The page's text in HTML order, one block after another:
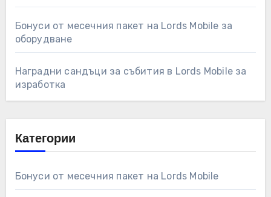
Бонуси от месечния пакет на Lords Mobile за
оборудване
Наградни сандъци за събития в Lords Mobile за
изработка
Категории
Бонуси от месечния пакет на Lords Mobile